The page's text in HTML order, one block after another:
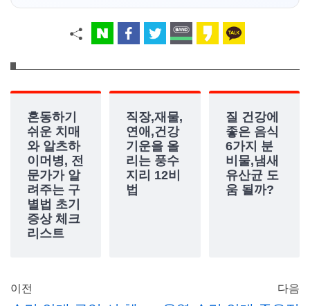
혼동하기
쉬운 치매
와 알츠하
이머병, 전
문가가 알
려주는 구
별법 초기
증상 체크
리스트
직장,재물,
연애,건강
기운을 올
리는 풍수
지리 12비
법
질 건강에
좋은 음식
6가지 분
비물,냄새
유산균 도
움 될까?
이전 다음